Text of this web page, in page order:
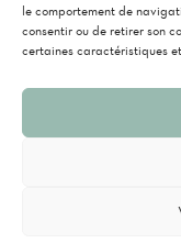
le comportement de
consentir ou de retirer son
certaines caractéristiques
Anissa